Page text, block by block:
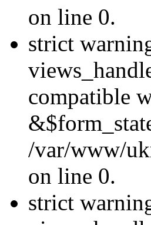
on line 0.
strict
compatible
/var/www/
on line 0.
strict